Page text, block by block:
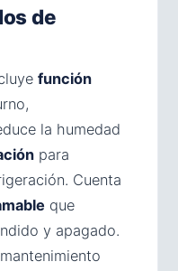
de
función
la humedad
para
Cuenta
que
y apagado.